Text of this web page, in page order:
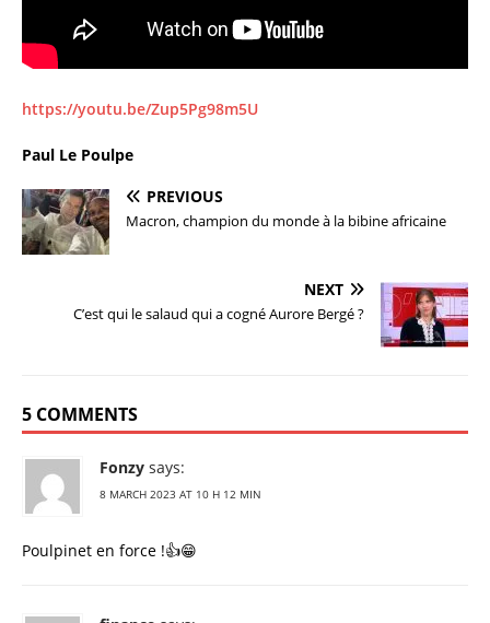
https://youtu.be/Zup5Pg98m5U
Paul Le Poulpe
PREVIOUS
Macron, champion du monde à la bibine africaine
NEXT
C’est qui le salaud qui a cogné Aurore Bergé ?
5 COMMENTS
Fonzy says:
8 MARCH 2023 AT 10 H 12 MIN
Poulpinet en force !👍😁